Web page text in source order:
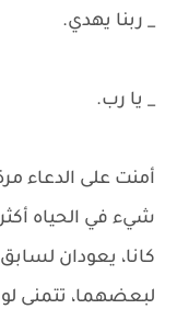
_ ربنا يهدي.
_ يا رب.
أمنت على الدعاء
شيء في الحياه
كانا، يعودان
لبعضهما، تتمنى